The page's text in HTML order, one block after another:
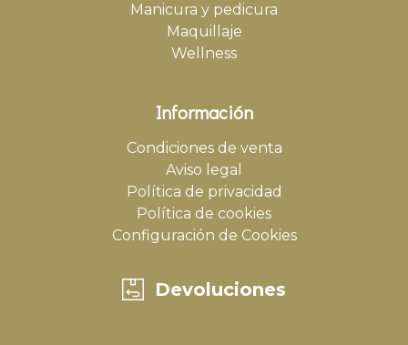
Manicura y pedicura
Maquillaje
Wellness
Información
Condiciones de venta
Aviso legal
Política de privacidad
Política de cookies
Configuración de Cookies
Devoluciones